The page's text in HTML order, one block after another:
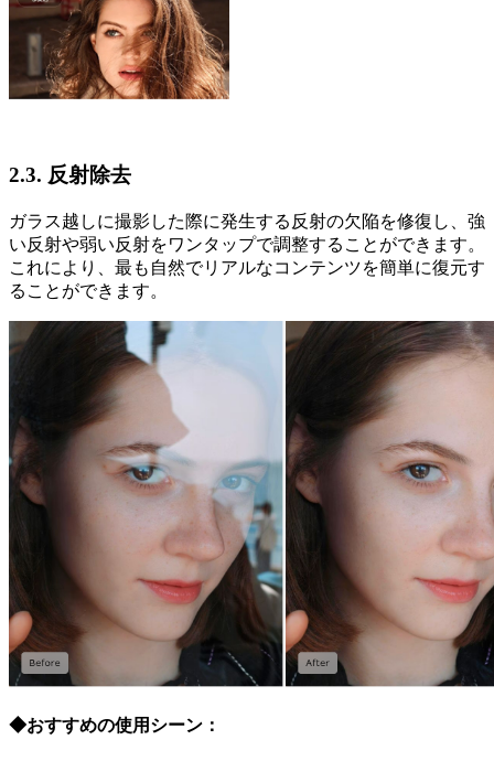
2.3. 反射除去
ガラス越しに撮影した際に発生する反射の欠陥を修復し、強
い反射や弱い反射をワンタップで調整することができます。
これにより、最も自然でリアルなコンテンツを簡単に復元す
ることができます。
◆おすすめの使用シーン：